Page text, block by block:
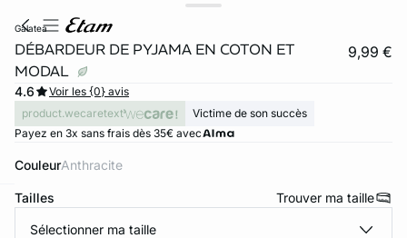
galatea
DÉBARDEUR DE PYJAMA EN COTON ET
MODAL
9,99 €
4.6
Voir les {0} avis
product.wecaretext
Victime de son succès
Payez en 3x sans frais dès 35€ avec
Couleur anthracite
Tailles Trouver ma taille
Sélectionner ma taille